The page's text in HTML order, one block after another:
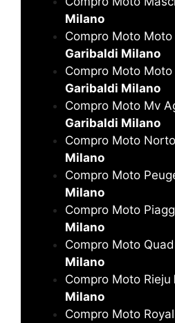
Milano
Compro Moto Moto
Garibaldi Milano
Compro Moto Moto
Garibaldi Milano
Compro Moto Mv
Garibaldi Milano
Compro Moto
Milano
Compro Moto
Milano
Compro Moto
Milano
Compro Moto
Milano
Compro Moto Rieju
Milano
Compro Moto